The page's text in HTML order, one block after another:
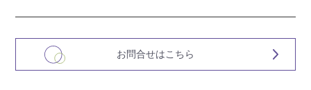
お問合せはこちら